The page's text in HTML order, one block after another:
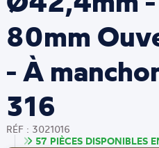
80mm
- À
316
RÉF : 3021016
57 PIÈCES DISPONIBLES